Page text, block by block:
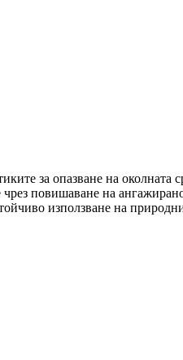
за опазване на
повишаване на
използване на